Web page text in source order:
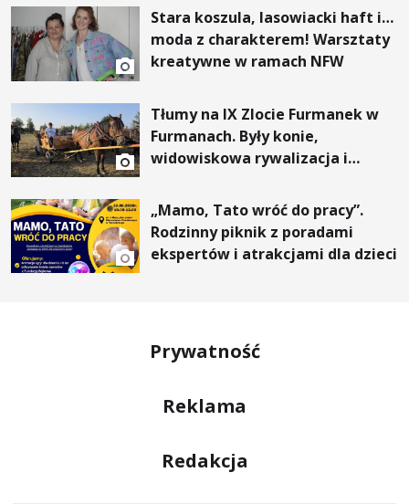
Stara koszula, lasowiacki haft i…
moda z charakterem! Warsztaty
kreatywne w ramach NFW
Tłumy na IX Zlocie Furmanek w
Furmanach. Były konie,
widowiskowa rywalizacja i
„Mamo, Tato wróć do pracy”.
Rodzinny piknik z poradami
ekspertów i atrakcjami dla dzieci
Prywatność
Reklama
Redakcja